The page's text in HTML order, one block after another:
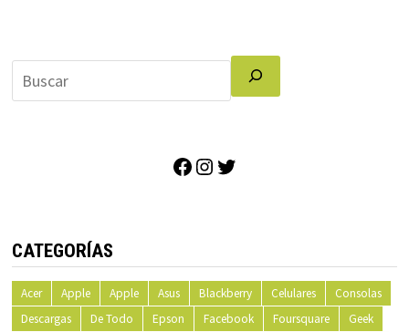
Facebook
Instagram
CATEGORÍAS
Acer Apple Apple Asus Blackberry Celulares
Consolas
Descargas
De Todo Epson Facebook Foursquare
Geek